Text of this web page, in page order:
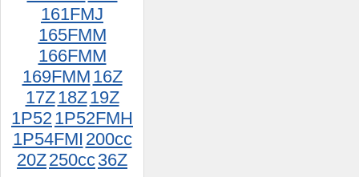
161FMJ
165FMM
166FMM
169FMM 16Z
17Z18Z19Z
1P521P52FMH
1P54FMI 200cc
20Z250cc36Z
Ремкомплект карбюратора
Планета К68И (НОВАЯ
КРУГЛАЯ ЗАСЛОНКА)
400руб.